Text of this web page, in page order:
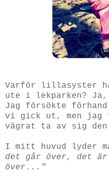
Varför lillasyster
ute i lekparken?
Jag försökte
vi gick ut, men jag
vägrat ta av sig
I mitt huvud lyder
det går över, det
över..."